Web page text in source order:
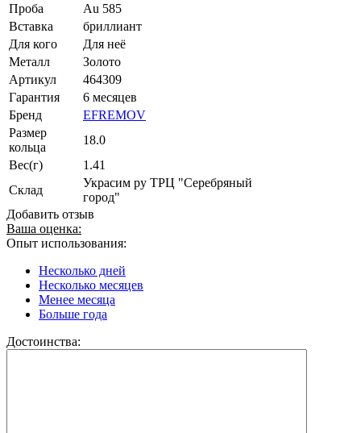
Проба
Au 585
Вставка
бриллиант
Для кого
Для неё
Металл
Золото
Артикул
464309
Гарантия
6 месяцев
Бренд
EFREMOV
Размер
кольца
18.0
Вес(г)
1.41
Склад
Украсим ру ТРЦ "Серебряный
город"
Добавить отзыв
Ваша оценка:
Опыт использования:
Несколько дней
Несколько месяцев
Менее месяца
Больше года
Достоинства: